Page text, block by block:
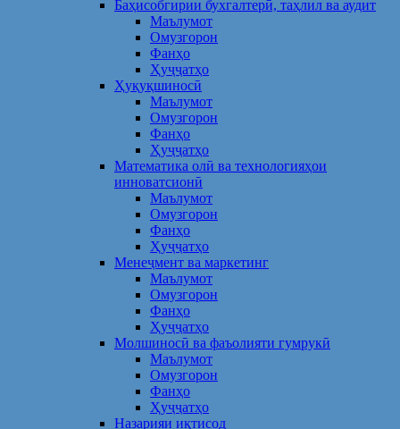
Баҳисобгирии бухгалтерӣ, таҳлил ва аудит
Маълумот
Омузгорон
Фанҳо
Ҳуҷҷатҳо
Ҳуқуқшиносӣ
Маълумот
Омузгорон
Фанҳо
Ҳуҷҷатҳо
Математика олӣ ва технологияҳои
инноватсионӣ
Маълумот
Омузгорон
Фанҳо
Ҳуҷҷатҳо
Менеҷмент ва маркетинг
Маълумот
Омузгорон
Фанҳо
Ҳуҷҷатҳо
Молшиносӣ ва фаъолияти гумрукӣ
Маълумот
Омузгорон
Фанҳо
Ҳуҷҷатҳо
Назарияи иқтисод